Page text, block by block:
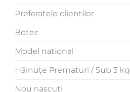
Preferatele clientilor
Botez
Model national
Hăinuțe Prematuri / Sub 3 kg
Nou nascuti